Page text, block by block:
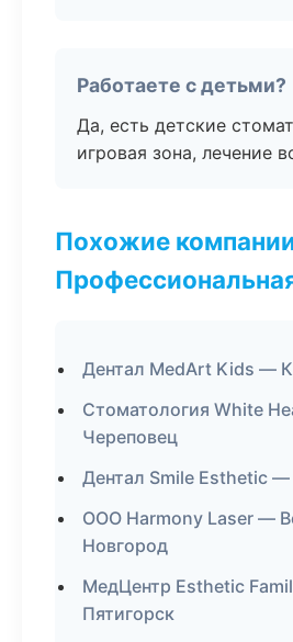
Работаете с детьми?
Да, есть детские
игровая зона, лечение
Похожие
Дентал MedArt Kids —
Стоматология White
Череповец
Дентал Smile Esthetic
ООО Harmony Laser —
Новгород
МедЦентр Esthetic
Пятигорск